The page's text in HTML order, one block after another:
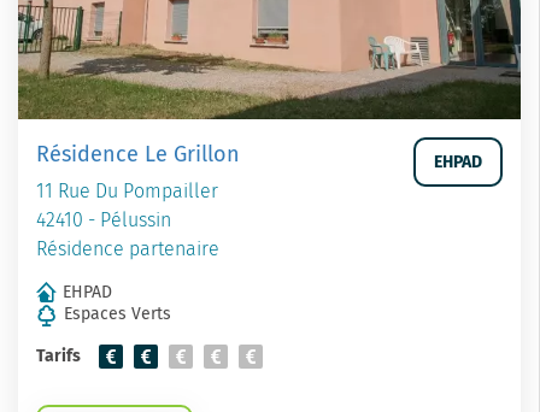
Résidence Le Grillon
11 Rue Du Pompailler
42410 - Pélussin
Résidence partenaire
EHPAD
EHPAD
Espaces Verts
Tarifs